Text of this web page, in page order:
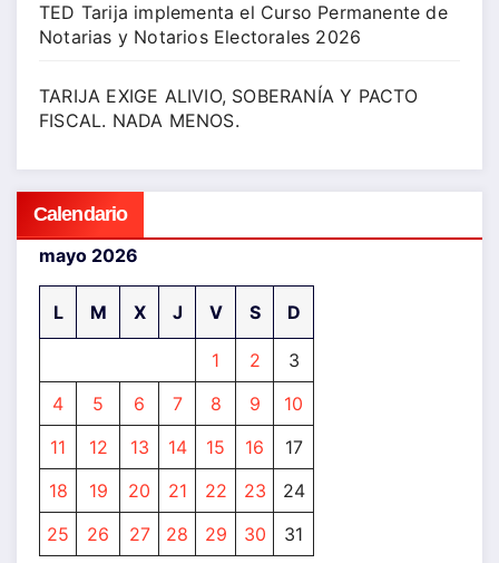
TED Tarija implementa el Curso Permanente de
Notarias y Notarios Electorales 2026
TARIJA EXIGE ALIVIO, SOBERANÍA Y PACTO
FISCAL. NADA MENOS.
Calendario
mayo 2026
L M X J V S D
1 2
3
4
5 6 7 8 9
10
11
12 13 14 15 16
17
18
19 20 21 22 23
24
25
26 27 28 29 30 31